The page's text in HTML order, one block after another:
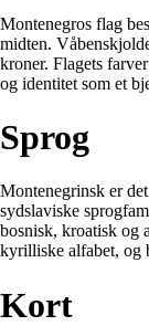
Montenegros flag
midten.
kroner. Flagets
og identitet som et
Sprog
Montenegrinsk er
sydslaviske
bosnisk, kroatisk og
kyrilliske alfabet, og
Kort